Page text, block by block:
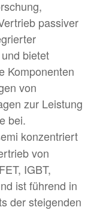
passiver
bietet
Komponenten
von
zur Leistung
bei.
konzentriert
von
IGBT,
ist führend in
der steigenden